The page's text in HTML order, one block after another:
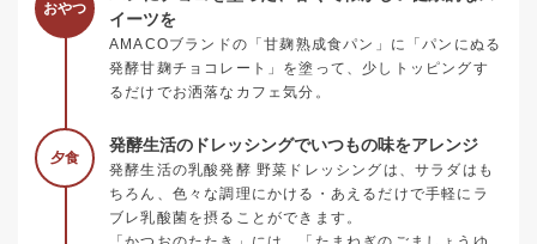
おやつ
イーツを
AMACOブランドの「甘麹熟成食パン」に「パンにぬる
発酵甘麹チョコレート」を塗って、少しトッピングす
るだけでお洒落なカフェ気分。
夕食
発酵生活のドレッシングでいつもの味をアレンジ
発酵生活の乳酸発酵 野菜ドレッシングは、サラダはも
ちろん、色々な調理にかける・あえるだけで手軽にラ
ブレ乳酸菌を摂ることができます。